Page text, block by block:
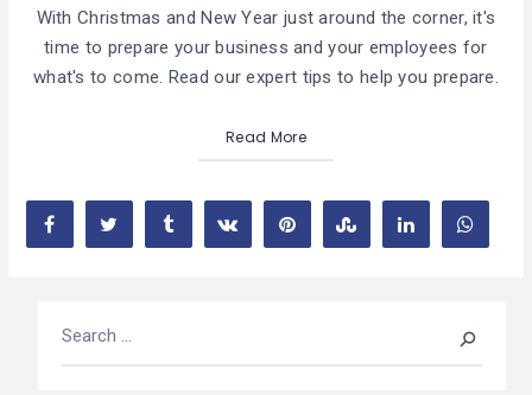
With Christmas and New Year just around the corner, it's
time to prepare your business and your employees for
what's to come. Read our expert tips to help you prepare.
Read More